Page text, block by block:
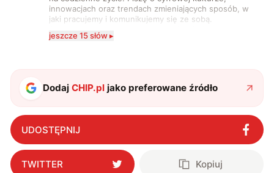
innowacjach oraz trendach zmieniających sposób, w
jaki pracujemy i komunikujemy się ze sobą.
technologii a współczesną popkulturą. W wolnych
jeszcze 15 słów ▸
DodajCHIP.pl jako preferowane źródło
UDOSTĘPNIJ
TWITTER Kopiuj